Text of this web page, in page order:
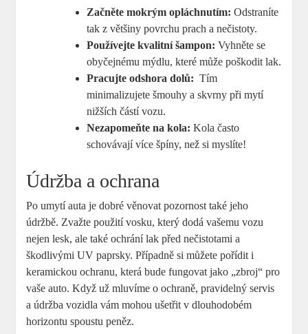
Začněte mokrým opláchnutím: Odstraníte
tak z většiny povrchu prach a nečistoty.
Používejte kvalitní ⁣šampon: Vyhněte se
obyčejnému mýdlu, které může poškodit lak.
Pracujte odshora dolů: ⁤ Tím
minimalizujete šmouhy a skvrny ⁣při mytí
nižších částí ‍vozu.
Nezapomeňte na kola: Kola často
schovávají více​ špíny, než si myslíte!
Údržba a ochrana
Po umytí auta je dobré ⁣věnovat pozornost také jeho
údržbě. Zvažte použití vosku, který dodá vašemu vozu
nejen lesk, ale ⁤také ochrání lak před nečistotami a
škodlivými UV ‌paprsky. Případně ‌si můžete pořídit i
keramickou ochranu, která bude fungovat jako „zbroj“ pro
vaše auto. Když už mluvíme o ochraně, pravidelný servis
a údržba vozidla vám mohou ušetřit v dlouhodobém
horizontu spoustu peněz.